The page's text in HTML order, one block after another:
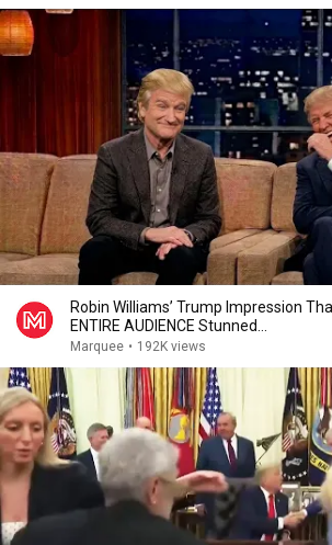
Robin Williams’ Trump Impression
ENTIRE AUDIENCE Stunned...
Marquee • 192K views